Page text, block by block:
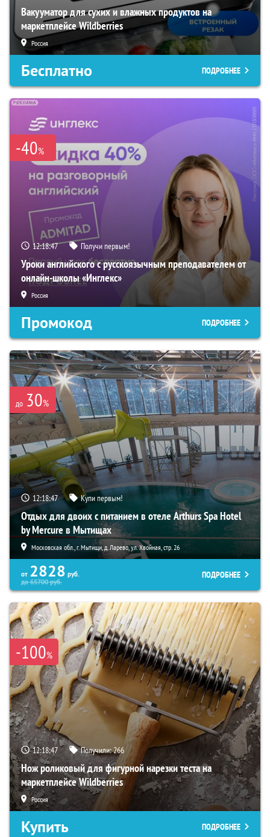
Вакууматор для сухих и влажных продуктов на
маркетплейсе Wildberries
Россия
Бесплатно ПОДРОБНЕЕ
-40%
12:18:46 Получи первым!
Уроки английского с русскоязычным преподавателем от
онлайн-школы «Инглекс»
Россия
Промокод ПОДРОБНЕЕ
до 30%
12:18:46 Купи первым!
Отдых для двоих с питанием в отеле Arthurs Spa Hotel
by Mercure в Мытищах
Московская обл., г. Мытищи, д. Ларево, ул. Хвойная, стр. 26
от 2828 руб.
до65700руб.
ПОДРОБНЕЕ
-100%
12:18:46 Получили:266
Нож роликовый для фигурной нарезки теста на
маркетплейсе Wildberries
Россия
Купить ПОДРОБНЕЕ